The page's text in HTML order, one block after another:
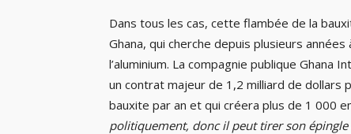
Dans tous les cas, cette flambée de la
Ghana, qui cherche depuis plusieurs
l’aluminium. La compagnie publique
un contrat majeur de 1,2 milliard de dollars
bauxite par an et qui créera plus de 1 000
politiquement, donc il peut tirer son épingle